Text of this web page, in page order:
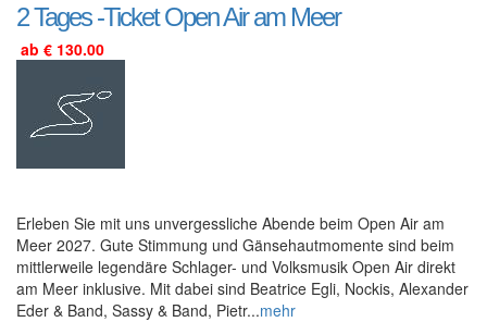
2 Tages -Ticket Open Air am Meer
ab € 130.00
Erleben Sie mit uns unvergessliche Abende beim Open Air am
Meer 2027. Gute Stimmung und Gänsehautmomente sind beim
mittlerweile legendäre Schlager- und Volksmusik Open Air direkt
am Meer inklusive. Mit dabei sind Beatrice Egli, Nockis, Alexander
Eder & Band, Sassy & Band, Pietr...mehr